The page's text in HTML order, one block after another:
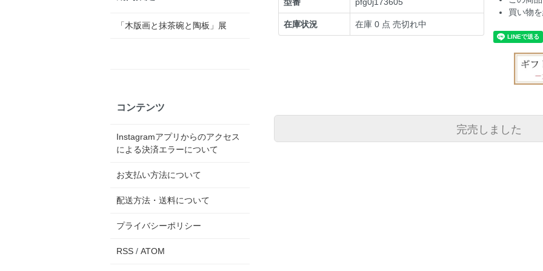
在庫状況 在庫 0 点 売切れ中
買い物
完売しました
「木版画と抹茶碗と陶板」展
コンテンツ
Instagramアプリからのアクセス
による決済エラーについて
お支払い方法について
配送方法・送料について
プライバシーポリシー
RSS / ATOM